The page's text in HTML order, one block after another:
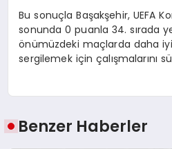
Bu sonuçla Başakşehir, UEFA
sonunda 0 puanla 34. sırada
önümüzdeki maçlarda daha
sergilemek için çalışmalarını
Benzer Haberler